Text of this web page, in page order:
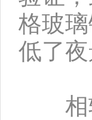
格玻
低了
相较